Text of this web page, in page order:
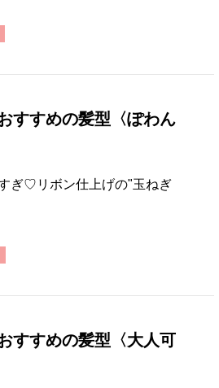
すすめの髪型〈ぽわん
ぎ♡リボン仕上げの"玉ねぎ
すすめの髪型〈大人可